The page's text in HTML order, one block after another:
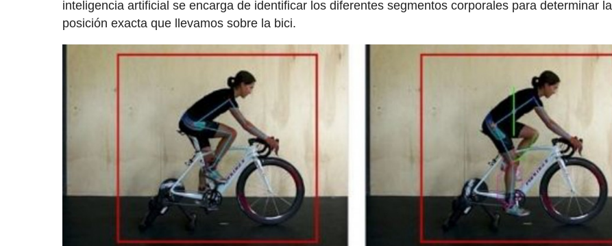
inteligencia artificial se encarga de identificar los diferentes segmentos corporales para determinar la
posición exacta que llevamos sobre la bici.